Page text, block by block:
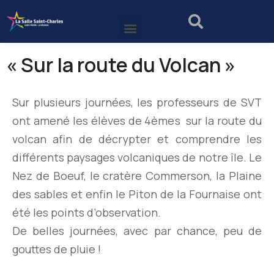
« Sur la route du Volcan »
Sur plusieurs journées, les professeurs de SVT
ont amené les élèves de 4èmes sur la route du
volcan afin de décrypter et comprendre les
différents paysages volcaniques de notre île. Le
Nez de Boeuf, le cratère Commerson, la Plaine
des sables et enfin le Piton de la Fournaise ont
été les points d’observation.
De belles journées, avec par chance, peu de
gouttes de pluie !